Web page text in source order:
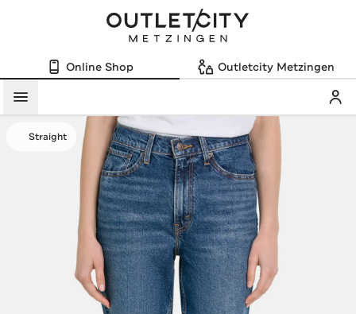
Online Shop Outletcity Metzingen
Menü
Straight